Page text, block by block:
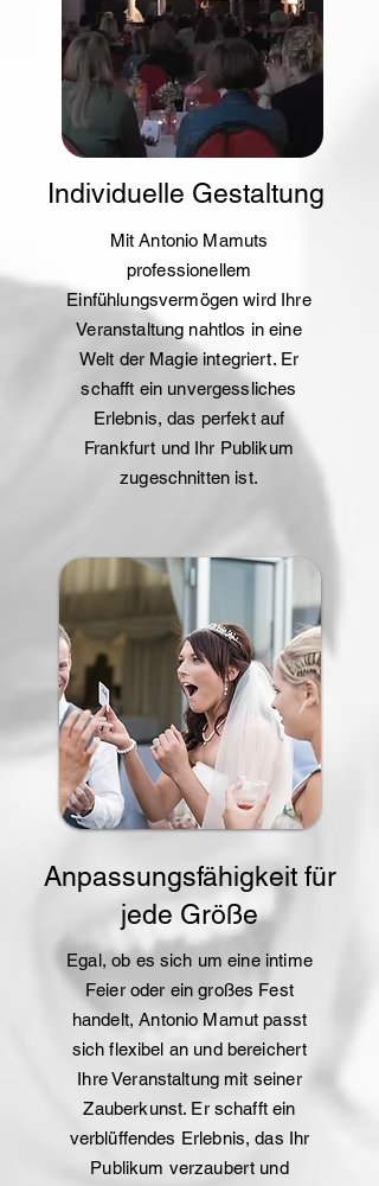
Individuelle Gestaltung
Mit Antonio Mamuts
professionellem
Einfühlungsvermögen wird Ihre
Veranstaltung nahtlos in eine
Welt der Magie integriert. Er
schafft ein unvergessliches
Erlebnis, das perfekt auf
Frankfurt und Ihr Publikum
zugeschnitten ist.
Anpassungsfähigkeit für
jede Größe
Egal, ob es sich um eine intime
Feier oder ein großes Fest
handelt, Antonio Mamut passt
sich flexibel an und bereichert
Ihre Veranstaltung mit seiner
Zauberkunst. Er schafft ein
verblüffendes Erlebnis, das Ihr
Publikum verzaubert und